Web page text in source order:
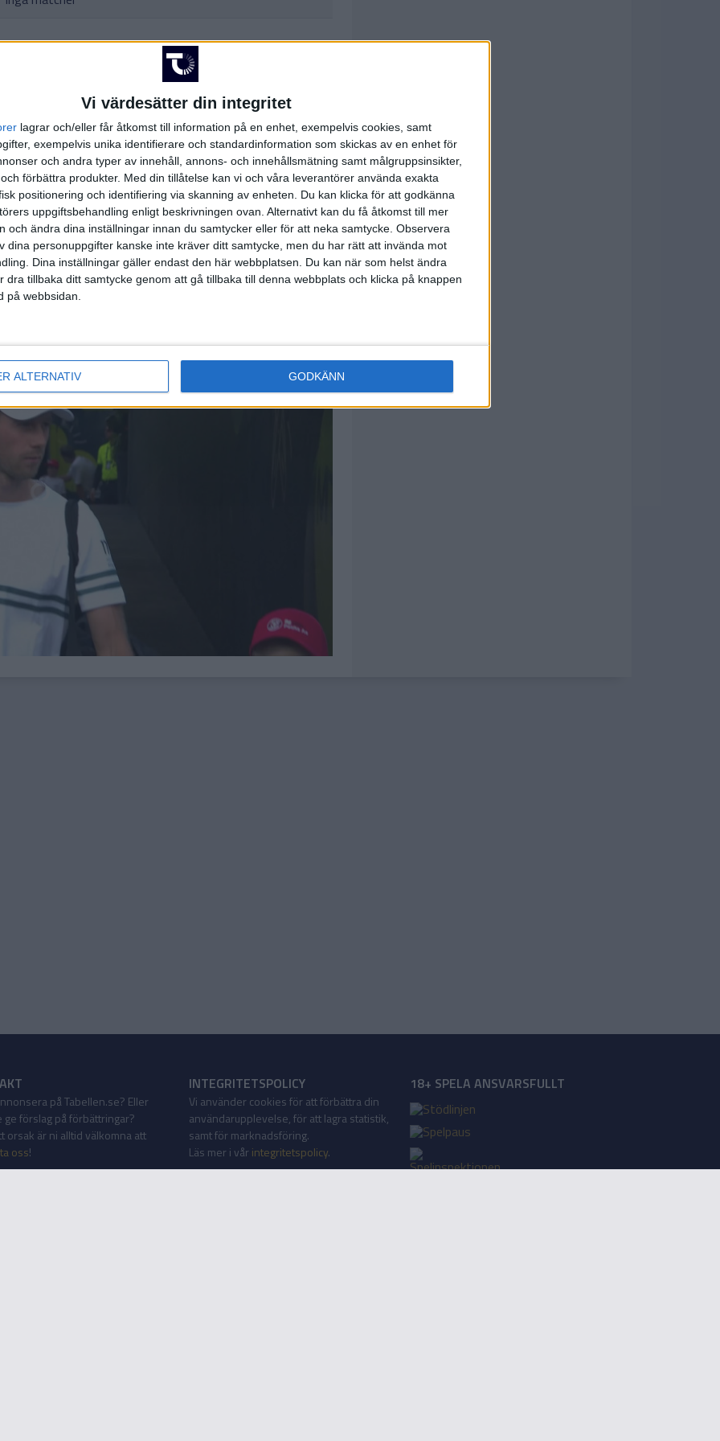
Vi värdesätter din integritet
lagrar och/eller får åtkomst till information på en enhet, exempelvis cookies, samt
exempelvis unika identifierare och standardinformation som skickas av en enhet för
och andra typer av innehåll, annons- och innehållsmätning samt målgruppsinsikter,
förbättra produkter. Med din tillåtelse kan vi och våra leverantörer använda exakta
positionering och identifiering via skanning av enheten. Du kan klicka för att godkänna
uppgiftsbehandling enligt beskrivningen ovan. Alternativt kan du få åtkomst till mer
och ändra dina inställningar innan du samtycker eller för att neka samtycke. Observera
dina personuppgifter kanske inte kräver ditt samtycke, men du har rätt att invända mot
Dina inställningar gäller endast den här webbplatsen. Du kan när som helst ändra
dra tillbaka ditt samtycke genom att gå tillbaka till denna webbplats och klicka på knappen
på webbsidan.
ALTERNATIV GODKÄNN
Inga matcher
Inga matcher
hela TV-tablån
på Tabellen.se? Eller
ge förslag på förbättringar?
orsak är ni alltid välkomna att
oss!
INTEGRITETSPOLICY
Vi använder cookies för att förbättra din
användarupplevelse, för att lagra statistik,
samt för marknadsföring.
Läs mer i vår integritetspolicy.
18+ SPELA ANSVARSFULLT